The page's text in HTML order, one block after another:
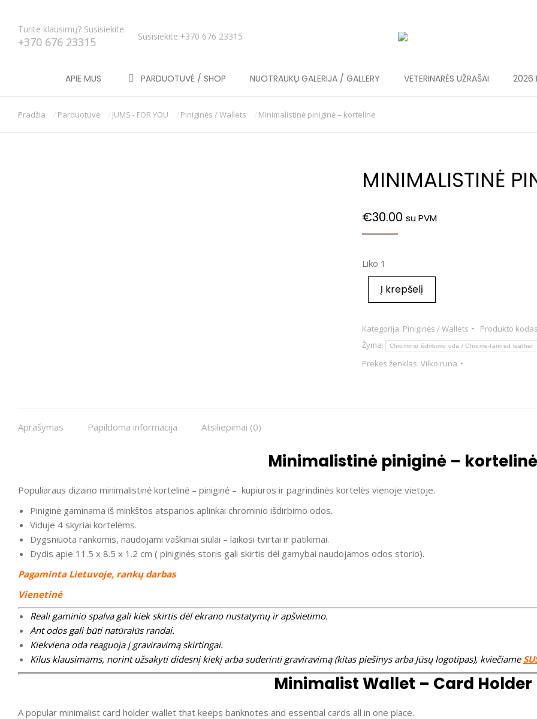
Turite klausimų? Susisiekite:
+370 676 23315 Susisiekite:+370 676 23315
APIE MUS PARDUOTUVĖ / SHOP NUOTRAUKŲ GALERIJA / GALLERY VETERINARĖS UŽRAŠAI 2026
You are here:
Pradžia Parduotuvė JUMS - FOR YOU Piniginės / Wallets Minimalistinė piniginė – kortelinė
MINIMALISTINĖ
€30.00 su PVM
Liko 1
Į krepšelį
Kategorija: Piniginės / Wallets Produkto
Žyma:
Chrominio išdirbimo oda / Chrome-tanned leather
Prekės ženklas: Vilko runa
Aprašymas Papildoma informacija Atsiliepimai (0)
Minimalistinė piniginė – kortelinė
Populiaraus dizaino minimalistinė kortelinė – piniginė – kupiuros ir pagrindinės kortelės vienoje vietoje.
Piniginė gaminama iš minkštos atsparios aplinkai chrominio išdirbimo odos.
Viduje 4 skyriai kortelėms.
Dygsniuota rankomis, naudojami vaškiniai siūlai – laikosi tvirtai ir patikimai.
Dydis apie 11.5 x 8.5 x 1.2 cm ( piniginės storis gali skirtis dėl gamybai naudojamos odos storio).
Pagaminta Lietuvoje, rankų darbas
Vienetinė
Reali gaminio spalva gali kiek skirtis dėl ekrano nustatymų ir apšvietimo.
Ant odos gali būti natūralūs randai.
Kiekviena oda reaguoja į graviravimą skirtingai.
Kilus klausimams, norint užsakyti didesnį kiekį arba suderinti graviravimą (kitas piešinys arba Jūsų logotipas), kviečiame
Minimalist Wallet – Card Holder
A popular minimalist card holder wallet that keeps banknotes and essential cards all in one place.